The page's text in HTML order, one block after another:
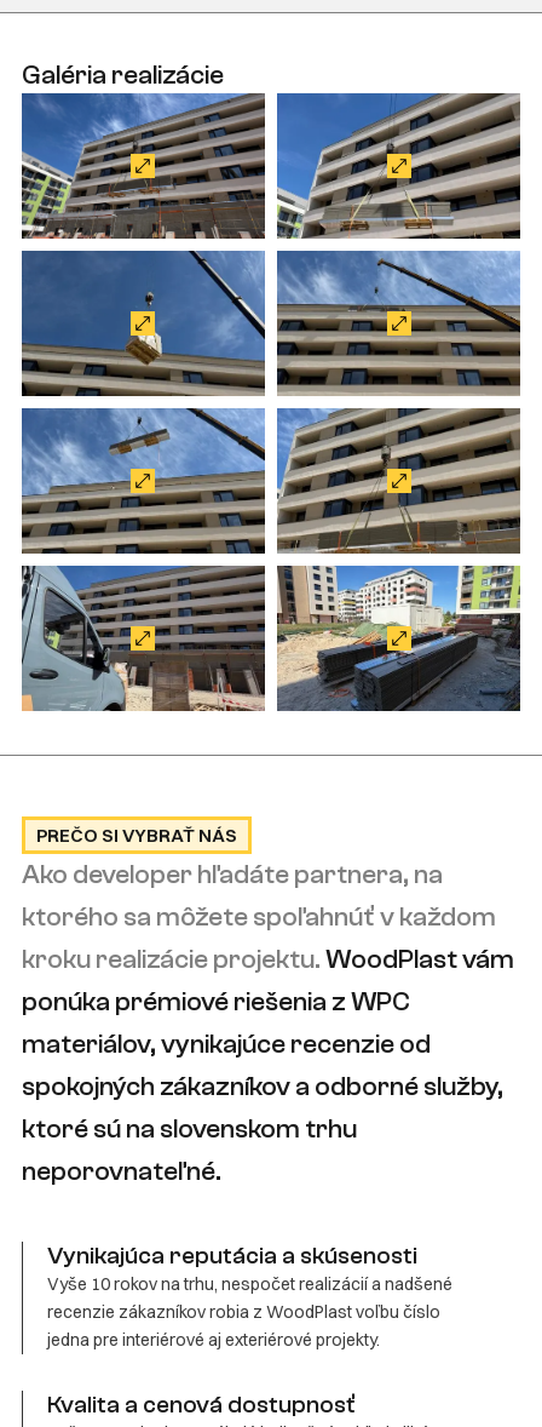
Galéria realizácie
PREČO SI VYBRAŤ NÁS
Ako developer hľadáte partnera, na
ktorého sa môžete spoľahnúť v každom
kroku realizácie projektu.WoodPlast vám
ponúka prémiové riešenia z WPC
materiálov, vynikajúce recenzie od
spokojných zákazníkov a odborné služby,
ktoré sú na slovenskom trhu
neporovnateľné.
Vynikajúca reputácia a skúsenosti
Vyše 10 rokov na trhu, nespočet realizácií a nadšené
recenzie zákazníkov robia z WoodPlast voľbu číslo
jedna pre interiérové aj exteriérové projekty.
Kvalita a cenová dostupnosť